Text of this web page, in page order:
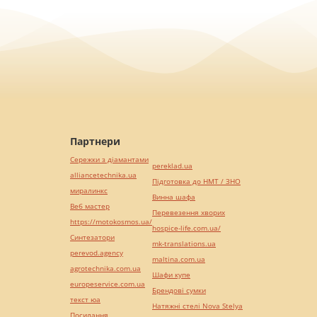
Партнери
Сережки з діамантами
alliancetechnika.ua
миралинкс
Веб мастер
https://motokosmos.ua/
Синтезатори
perevod.agency
agrotechnika.com.ua
europeservice.com.ua
текст юа
Посилання
pereklad.ua
Підготовка до НМТ / ЗНО
Винна шафа
Перевезення хворих
hospice-life.com.ua/
mk-translations.ua
maltina.com.ua
Шафи купе
Брендові сумки
Натяжні стелі Nova Stelya